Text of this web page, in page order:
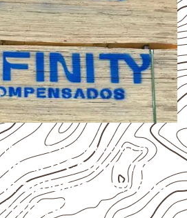
DO PRODUTO
o Compensado
aplicação em Boa